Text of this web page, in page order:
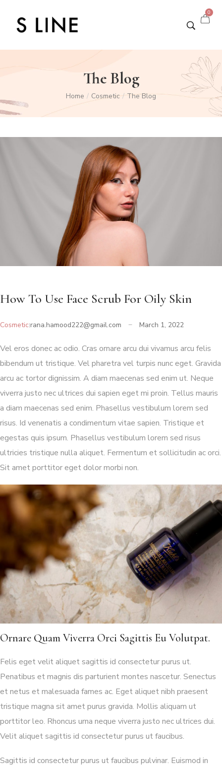
0
The Blog
Home / Cosmetic / The Blog
How To Use Face Scrub For Oily Skin
Cosmetic rana.hamood222@gmail.com March 1, 2022
Vel eros donec ac odio. Cras ornare arcu dui vivamus arcu felis
bibendum ut tristique. Vel pharetra vel turpis nunc eget. Gravida
arcu ac tortor dignissim. A diam maecenas sed enim ut. Neque
viverra justo nec ultrices dui sapien eget mi proin. Tellus mauris
a diam maecenas sed enim. Phasellus vestibulum lorem sed
risus. Id venenatis a condimentum vitae sapien. Tristique et
egestas quis ipsum. Phasellus vestibulum lorem sed risus
ultricies tristique nulla aliquet. Fermentum et sollicitudin ac orci.
Sit amet porttitor eget dolor morbi non.
Ornare Quam Viverra Orci Sagittis Eu Volutpat.
Felis eget velit aliquet sagittis id consectetur purus ut.
Penatibus et magnis dis parturient montes nascetur. Senectus
et netus et malesuada fames ac. Eget aliquet nibh praesent
tristique magna sit amet purus gravida. Mollis aliquam ut
porttitor leo. Rhoncus urna neque viverra justo nec ultrices dui.
Velit aliquet sagittis id consectetur purus ut faucibus.
Sagittis id consectetur purus ut faucibus pulvinar. Euismod in